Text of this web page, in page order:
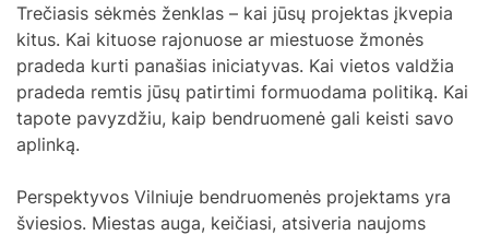
Trečiasis sėkmės ženklas – kai jūsų projektas įkvepia
kitus. Kai kituose rajonuose ar miestuose žmonės
pradeda kurti panašias iniciatyvas. Kai vietos valdžia
pradeda remtis jūsų patirtimi formuodama politiką. Kai
tapote pavyzdžiu, kaip bendruomenė gali keisti savo
aplinką.
Perspektyvos Vilniuje bendruomenės projektams yra
šviesios. Miestas auga, keičiasi, atsiveria naujoms